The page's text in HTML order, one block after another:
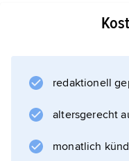
gehört zu den
den letzten
der Inselgruppe
Brutgebiet
redaktionell
altersgerecht
monatlich